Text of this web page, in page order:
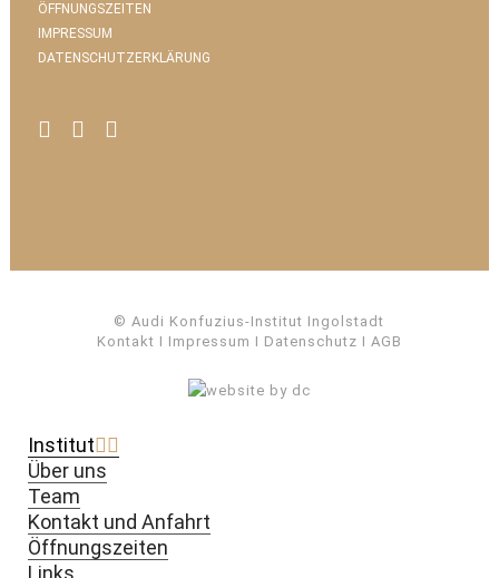
ÖFFNUNGSZEITEN
IMPRESSUM
DATENSCHUTZERKLÄRUNG
© Audi Konfuzius-Institut Ingolstadt
Kontakt I Impressum I Datenschutz I AGB
Institut
Über uns
Team
Kontakt und Anfahrt
Öffnungszeiten
Links